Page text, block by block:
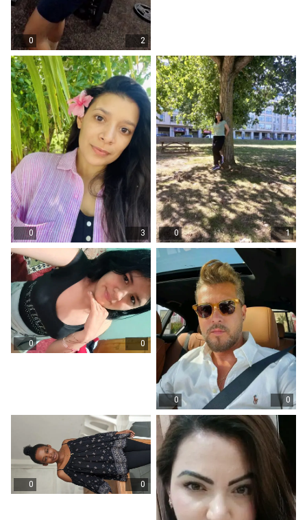
0 2
0 3 0 1
0 0
0 0
0 0